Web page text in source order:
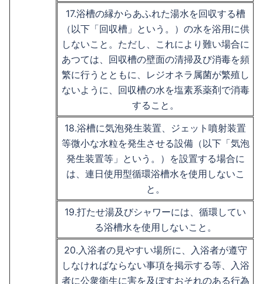
17.浴槽の縁からあふれた湯水を回収する槽
（以下「回収槽」という。）の水を浴用に供
しないこと。ただし、これにより難い場合に
あつては、回収槽の壁面の清掃及び消毒を頻
繁に行うとともに、レジオネラ属菌が繁殖し
ないように、回収槽の水を塩素系薬剤で消毒
すること。
18.浴槽に気泡発生装置、ジェット噴射装置
等微小な水粒を発生させる設備（以下「気泡
発生装置等」という。）を設置する場合に
は、連日使用型循環浴槽水を使用しないこ
と。
19.打たせ湯及びシャワーには、循環してい
る浴槽水を使用しないこと。
20.入浴者の見やすい場所に、入浴者が遵守
しなければならない事項を掲示する等、入浴
者に公衆衛生に害を及ぼすおそれのある行為